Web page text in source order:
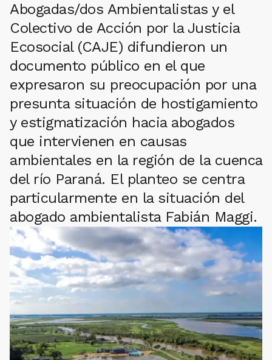
Abogadas/dos Ambientalistas y el
Colectivo de Acción por la Justicia
Ecosocial (CAJE) difundieron un
documento público en el que
expresaron su preocupación por una
presunta situación de hostigamiento
y estigmatización hacia abogados
que intervienen en causas
ambientales en la región de la cuenca
del río Paraná. El planteo se centra
particularmente en la situación del
abogado ambientalista Fabián Maggi.